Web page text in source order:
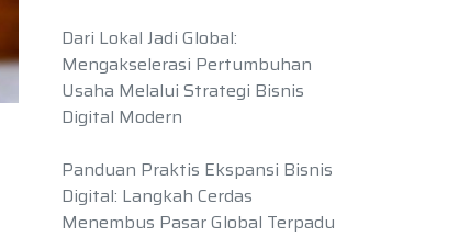
Dari Lokal Jadi Global:
Mengakselerasi Pertumbuhan
Usaha Melalui Strategi Bisnis
Digital Modern
Panduan Praktis Ekspansi Bisnis
Digital: Langkah Cerdas
Menembus Pasar Global Terpadu